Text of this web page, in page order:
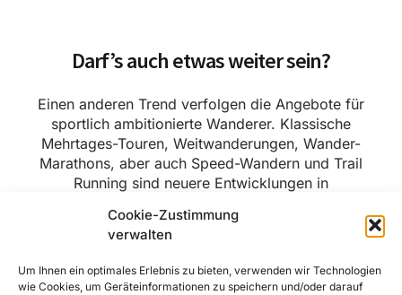
Cookie-Zustimmung
verwalten
Um Ihnen ein optimales Erlebnis zu bieten, verwenden wir Technologien
wie Cookies, um Geräteinformationen zu speichern und/oder darauf
Darf’s auch etwas weiter sein?
Einen anderen Trend verfolgen die Angebote für
sportlich ambitionierte Wanderer. Klassische
Mehrtages-Touren, Weitwanderungen, Wander-
Marathons, aber auch Speed-Wandern und Trail
Running sind neuere Entwicklungen in
Mitglieder widmen – nicht nur junge Menschen.
Wandern mit Kindern und